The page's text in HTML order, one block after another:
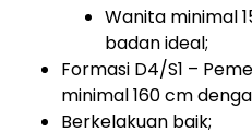
Wanita minimal
badan ideal;
Formasi D4/S1 –
minimal 160 cm
Berkelakuan baik;